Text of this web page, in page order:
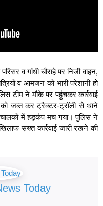
व गांधी चौराहे पर निजी वाहन,
व आमजन को भारी परेशानी हो
टीम ने मौके पर पहुंचकर कार्रवाई
को जब्त कर ट्रैक्टर-ट्रॉली से थाने
चालकों में हड़कंप मच गया। पुलिस ने
सख्त कार्रवाई जारी रखने की
Today